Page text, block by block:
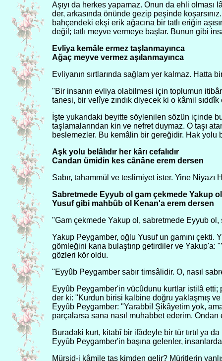
Aşıyı da herkes yapamaz. Onun da ehli olması
der, arkasında önünde gezip peşinde
bahçendeki ekşi erik ağacına bir tatlı eriğin
değil; tatlı meyve vermeye başlar. Bunun gibi
Evliya kemâle ermez taşlanmayınca
Ağaç meyve vermez aşılanmayınca
Evliyanın sırtlarında sağlam yer kalmaz. Hatta
"Bir insanın evliya olabilmesi için toplumun
tanesi, bir velîye zındık diyecek ki o kâmil
İşte yukarıdaki beyitte söylenilen sözün içinde
taşlamalarından kin ve nefret duymaz. O taşı
beslemezler. Bu kemâlin bir gereğidir. Hak yolu
Aşk yolu belâlıdır her kârı cefalıdır
Candan ümidin kes cânâne erem dersen
Sabır, tahammül ve teslimiyet ister. Yine Niyazı
Sabretmede Eyyub ol gam çekmede Yakup ol
Yusuf gibi mahbûb ol Kenan'a erem dersen
"Gam çekmede Yakup ol, sabretmede Eyyub
Yakup Peygamber, oğlu Yusuf un gamını çekti.
gömleğini kana bulaştınp getirdiler ve Yakup'a:
gözleri kör oldu.
"Eyyûb Peygamber sabır timsâlidir. O, nasıl
Eyyûb Peygamber'in vücûdunu kurtlar istilâ etti;
der ki: "Kurdun birisi kalbine doğru yaklaşmış
Eyyûb Peygamber: "Yarabbi! Şikâyetim yok,
parçalarsa sana nasıl muhabbet ederim.
Buradaki kurt, kitabî bir ifâdeyle bir tür tırtıl ya
Eyyûb Peygamber'in başına gelenler,
Mürşid-i kâmile taş kimden gelir? Müritlerin